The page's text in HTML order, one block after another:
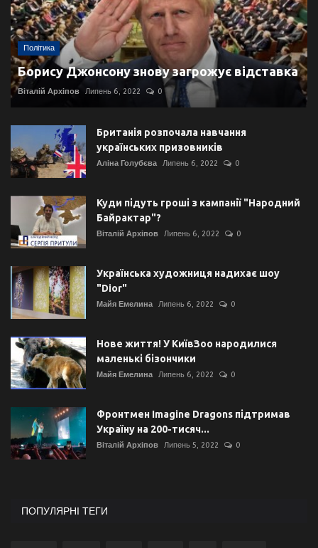
Політика
Борису Джонсону знову загрожує відставка
Віталій Архіпов Липень 6, 2022 0
Британія розпочала навчання
українських призовників
Аліна Голубєва Липень 6, 2022 0
Куди підуть гроші з кампанії "Народний
Байрактар"?
Віталій Архіпов Липень 6, 2022 0
Українська художниця надихає шоу
"Dior"
Майя Емелина Липень 6, 2022 0
Нове життя! У КиївЗоо народилися
маленькі бізончики
Майя Емелина Липень 6, 2022 0
Фронтмен Imagine Dragons підтримав
Україну на 200-тисяч...
Віталій Архіпов Липень 5, 2022 0
ПОПУЛЯРНІ ТЕГИ